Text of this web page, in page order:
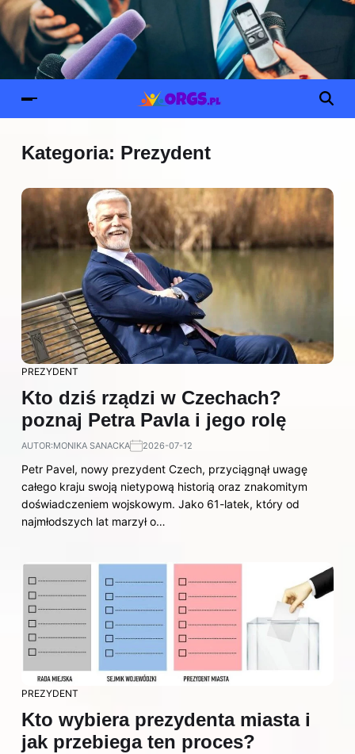
Kategoria: Prezydent
PREZYDENT
Kto dziś rządzi w Czechach?
poznaj Petra Pavla i jego rolę
AUTOR:MONIKA SANACKA 2026-07-12
Petr Pavel, nowy prezydent Czech, przyciągnął uwagę
całego kraju swoją nietypową historią oraz znakomitym
doświadczeniem wojskowym. Jako 61-latek, który od
najmłodszych lat marzył o…
PREZYDENT
Kto wybiera prezydenta miasta i
jak przebiega ten proces?